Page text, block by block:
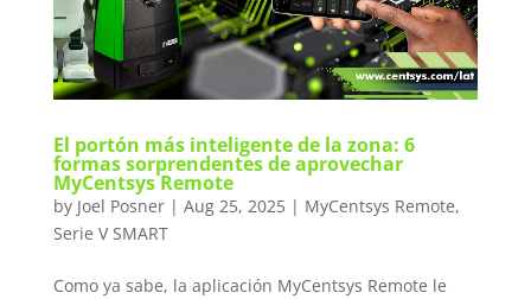
El portón más inteligente de la zona: 6
formas sorprendentes de aprovechar
MyCentsys Remote
by Joel Posner| Aug 25, 2025| MyCentsys Remote,
Serie V SMART
Como ya sabe, la aplicación MyCentsys Remote le